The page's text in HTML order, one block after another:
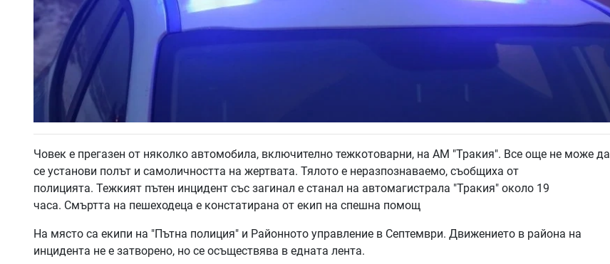
Човек е прегазен от няколко автомобила, включително тежкотоварни, на АМ "Тракия". Все още не може да
се установи полът и самоличността на жертвата. Тялото е неразпознаваемо, съобщиха от
полицията. Тежкият пътен инцидент със загинал е станал на автомагистрала "Тракия" около 19
часа. Смъртта на пешеходеца е констатирана от екип на спешна помощ
На място са екипи на "Пътна полиция" и Районното управление в Септември. Движението в района на
инцидента не е затворено, но се осъществява в едната лента.